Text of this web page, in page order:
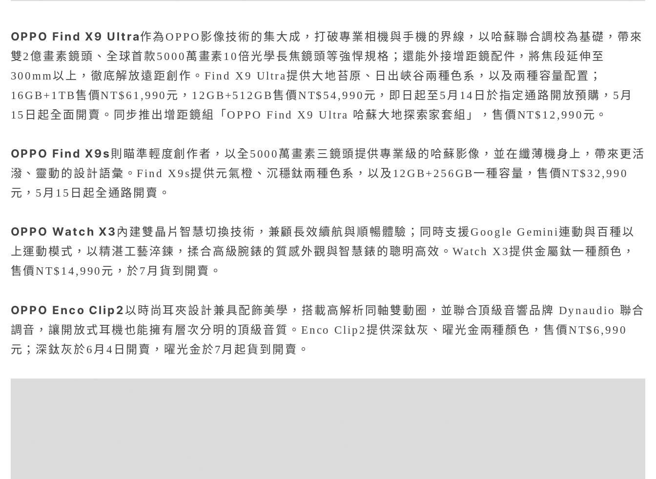
OPPO Find X9 Ultra作為OPPO影像技術的集大成，打破專業相機與手機的界線，以哈蘇聯合調校為基礎，帶來
雙2億畫素鏡頭、全球首款5000萬畫素10倍光學長焦鏡頭等強悍規格；還能外接增距鏡配件，將焦段延伸至
300mm以上，徹底解放遠距創作。Find X9 Ultra提供大地苔原、日出峽谷兩種色系，以及兩種容量配置；
16GB+1TB售價NT$61,990元，12GB+512GB售價NT$54,990元，即日起至5月14日於指定通路開放預購，5月
15日起全面開賣。同步推出增距鏡組「OPPO Find X9 Ultra 哈蘇大地探索家套組」，售價NT$12,990元。
OPPO Find X9s 則瞄準輕度創作者，以全5000萬畫素三鏡頭提供專業級的哈蘇影像，並在纖薄機身上，帶來更活
潑、靈動的設計語彙。Find X9s提供元氣橙、沉穩鈦兩種色系，以及12GB+256GB一種容量，售價NT$32,990
元，5月15日起全通路開賣。
OPPO Watch X3 內建雙晶片智慧切換技術，兼顧長效續航與順暢體驗；同時支援Google Gemini連動與百種以
上運動模式，以精湛工藝淬鍊，揉合高級腕錶的質感外觀與智慧錶的聰明高效。Watch X3提供金屬鈦一種顏色，
售價NT$14,990元，於7月貨到開賣。
OPPO Enco Clip2以時尚耳夾設計兼具配飾美學，搭載高解析同軸雙動圈，並聯合頂級音響品牌 Dynaudio 聯合
調音，讓開放式耳機也能擁有層次分明的頂級音質。Enco Clip2提供深鈦灰、曜光金兩種顏色，售價NT$6,990
元；深鈦灰於6月4日開賣，曜光金於7月起貨到開賣。